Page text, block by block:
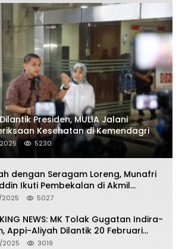
Presiden, MULIA Jalani
Kesehatan di Kemendagri
5230
dengan Seragam Loreng, Munafri
Ikuti Pembekalan di Akmil
5027
NEWS: MK Tolak Gugatan Indira-
Appi-Aliyah Dilantik 20 Februari
3019